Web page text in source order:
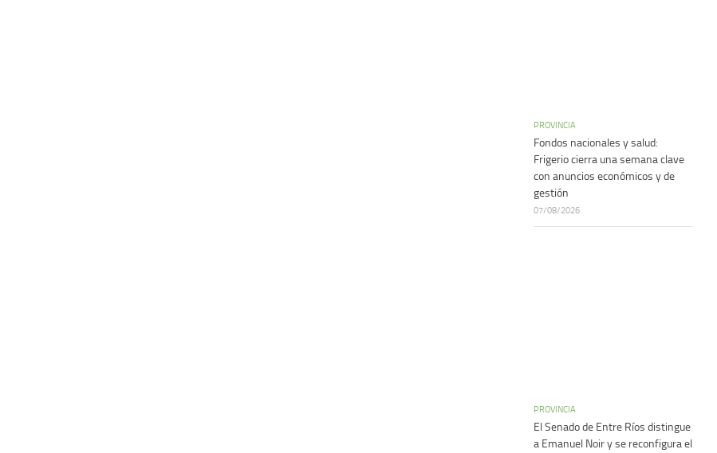
PROVINCIA
Fondos nacionales y salud:
Frigerio cierra una semana clave
con anuncios económicos y de
gestión
07/08/2026
PROVINCIA
El Senado de Entre Ríos distingue
a Emanuel Noir y se reconfigura el